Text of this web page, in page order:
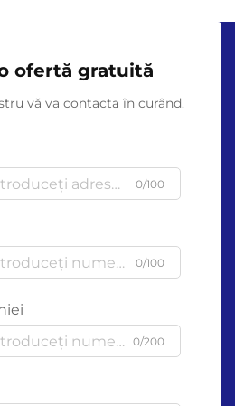
ofertă gratuită
vă va contacta în curând.
0/100
0/100
0/200